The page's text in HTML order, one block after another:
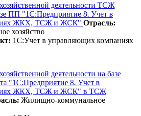
деятельности ТСЖ
ПП "1С:Предприятие 8. Учет в
ЖКХ, ТСЖ и ЖСК" Отрасль:
хозяйство
1С:Учет в управляющих компаниях
деятельности на базе
"1С:Предприятие 8. Учет в
ЖКХ, ТСЖ и ЖСК" в ТСЖ
Жилищно-коммунальное